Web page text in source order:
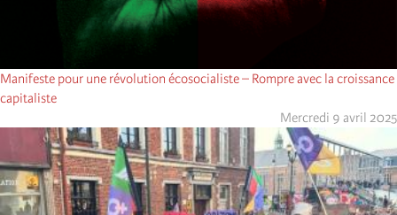
Manifeste pour une révolution écosocialiste – Rompre avec la croissance
capitaliste
Mercredi 9 avril 2025